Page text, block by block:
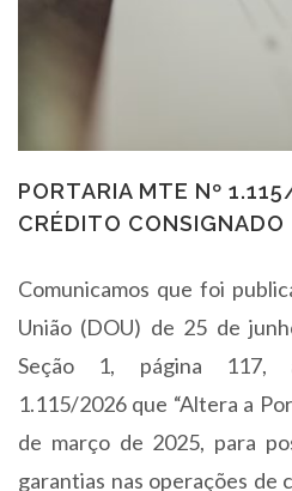
PORTARIA MTE Nº
CRÉDITO CONSIGNADO
Comunicamos que foi
União (DOU) de 25 de
Seção 1, página
1.115/2026 que “Altera a
de março de 2025, para
garantias nas operações de